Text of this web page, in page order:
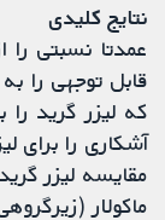
نتایج کلیدی
عمدتا نسبتی را
قابل توجهی را
که لیزر گرید را
آشکاری را برای